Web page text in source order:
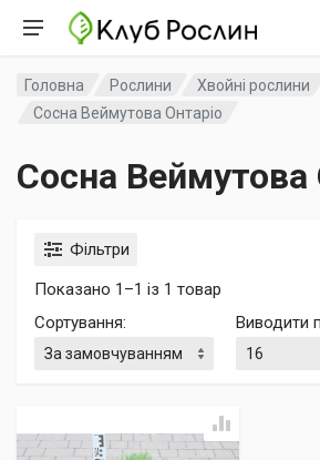
Головна Рослини Хвойні рослини
Сосна Веймутова Онтаріо
Сосна Веймутова
Фільтри
Показано 1–1 із 1 товар
Сортування: Виводити